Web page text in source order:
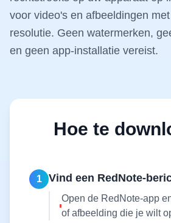
voor video's en afbeeldingen
resolutie. Geen watermerken,
en geen app-installatie vereist.
Hoe te
1 Vind een RedNote-
Open de RedNote-app
of afbeelding die je wilt